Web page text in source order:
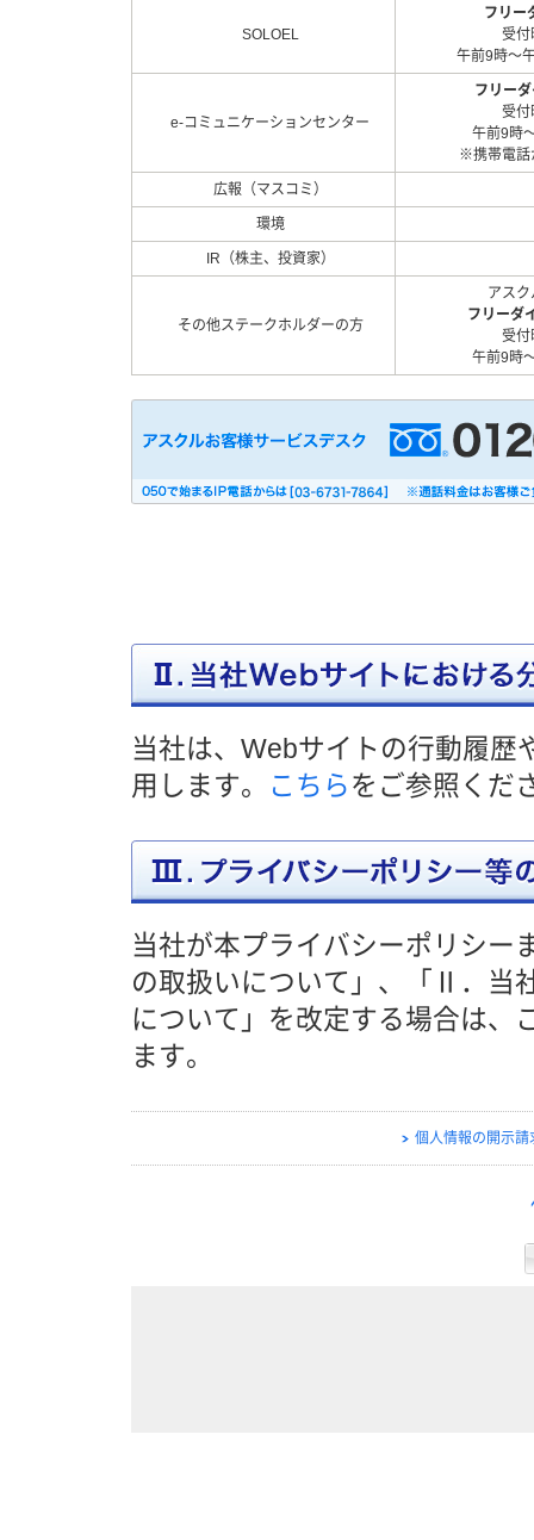
SOLOEL
フリ
受
午前9時～
e-コミュニケーションセンター
フリー
受
午前9時
※携帯電話
広報（マスコミ）
環境
IR（株主、投資家）
その他ステークホルダーの方
アス
フリーダ
受
午前9時
当社は、Webサイトの行動履歴
用します。
こちらをご参照くだ
当社が本プライバシーポリシ
の取扱いについて」、「Ⅱ．当
について」を改定する場合は、
ます。
個人情報の開示請